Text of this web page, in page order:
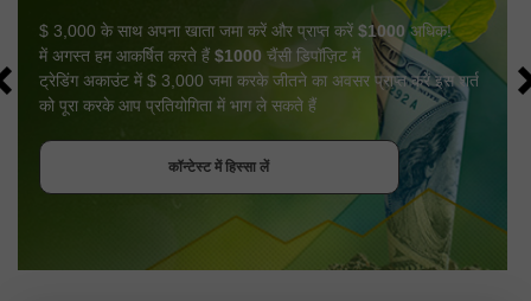
कॉन्टेस्ट में हिस्सा लें
$ 3,000 के साथ अपना खाता जमा करें और प्राप्त करें $1000अधिक!
में अगस्त हम आकर्षित करते हैं $1000 चैंसी डिपॉज़िट में
ट्रेडिंग अकाउंट में $ 3,000 जमा करके जीतने का अवसर प्राप्त करें इस शर्त
को पूरा करके आप प्रतियोगिता में भाग ले सकते हैं
कॉन्टेस्ट में हिस्सा लें
कॉन्टेस्ट में हिस्सा लें